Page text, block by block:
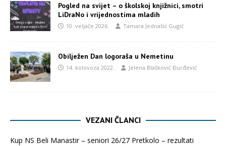
Pogled na svijet – o školskoj knjižnici, smotri
LiDraNo i vrijednostima mladih
10. veljače 2026. Tamara Jednašić Gugić
Obilježen Dan logoraša u Nemetinu
14. kolovoza 2022. Jelena Blašković Đurđević
VEZANI ČLANCI
Kup NS Beli Manastir – seniori 26/27 Pretkolo – rezultati